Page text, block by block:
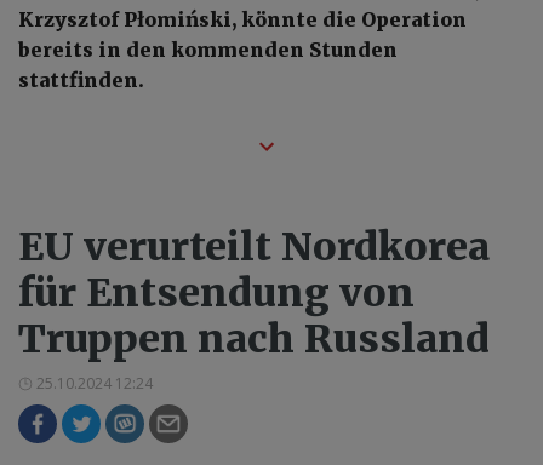
Krzysztof Płomiński, könnte die Operation
bereits in den kommenden Stunden
stattfinden.
EU verurteilt Nordkorea
für Entsendung von
Truppen nach Russland
25.10.2024 12:24